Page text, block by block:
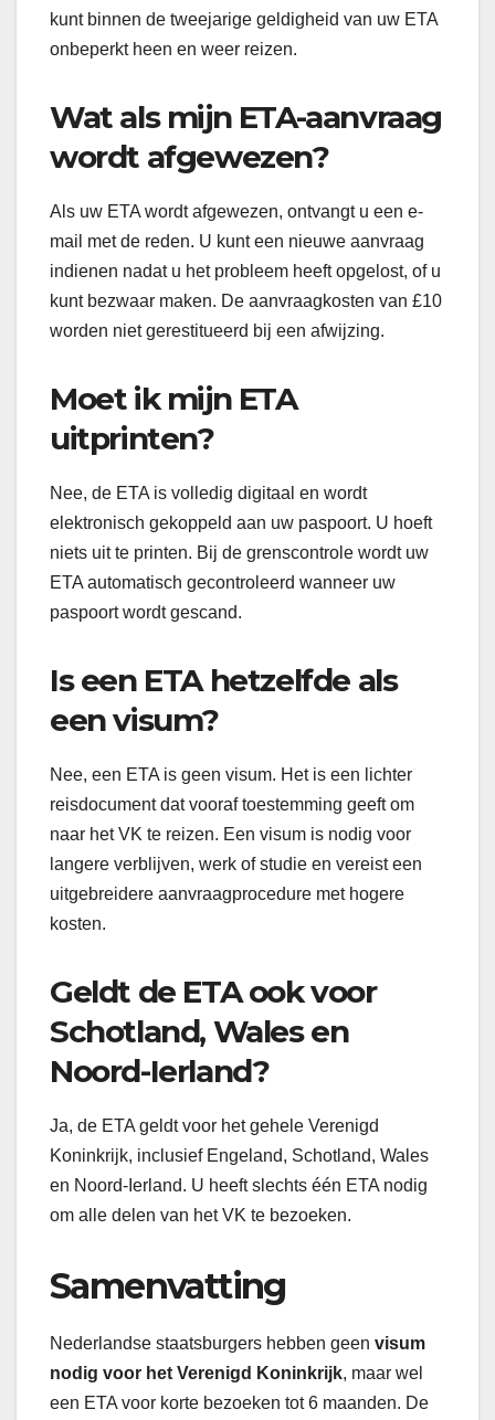
kunt binnen de tweejarige geldigheid van uw ETA
onbeperkt heen en weer reizen.
Wat als mijn ETA-aanvraag
wordt afgewezen?
Als uw ETA wordt afgewezen, ontvangt u een e-
mail met de reden. U kunt een nieuwe aanvraag
indienen nadat u het probleem heeft opgelost, of u
kunt bezwaar maken. De aanvraagkosten van £10
worden niet gerestitueerd bij een afwijzing.
Moet ik mijn ETA
uitprinten?
Nee, de ETA is volledig digitaal en wordt
elektronisch gekoppeld aan uw paspoort. U hoeft
niets uit te printen. Bij de grenscontrole wordt uw
ETA automatisch gecontroleerd wanneer uw
paspoort wordt gescand.
Is een ETA hetzelfde als
een visum?
Nee, een ETA is geen visum. Het is een lichter
reisdocument dat vooraf toestemming geeft om
naar het VK te reizen. Een visum is nodig voor
langere verblijven, werk of studie en vereist een
uitgebreidere aanvraagprocedure met hogere
kosten.
Geldt de ETA ook voor
Schotland, Wales en
Noord-Ierland?
Ja, de ETA geldt voor het gehele Verenigd
Koninkrijk, inclusief Engeland, Schotland, Wales
en Noord-Ierland. U heeft slechts één ETA nodig
om alle delen van het VK te bezoeken.
Samenvatting
Nederlandse staatsburgers hebben geen visum
nodig voor het Verenigd Koninkrijk, maar wel
een ETA voor korte bezoeken tot 6 maanden. De